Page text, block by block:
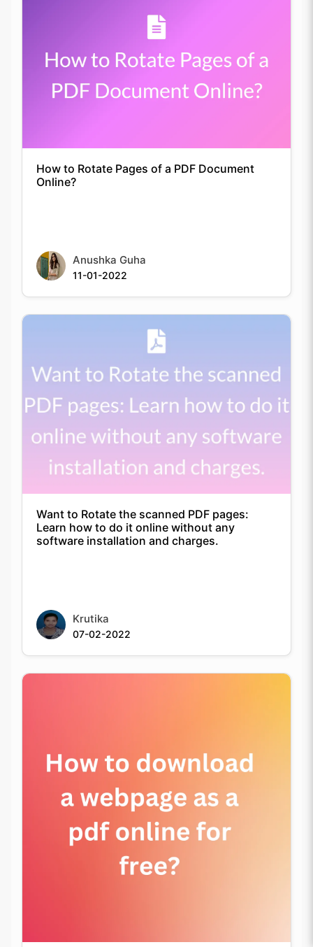
How to Rotate Pages of a PDF Document
Online?
Anushka Guha
11-01-2022
Want to Rotate the scanned PDF pages:
Learn how to do it online without any
software installation and charges.
Krutika
07-02-2022